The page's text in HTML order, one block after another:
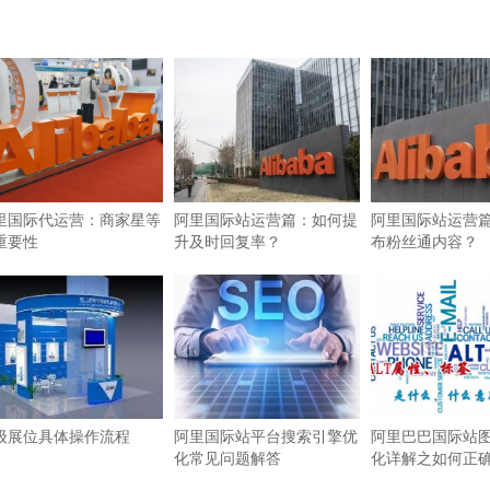
国际代运营：商家星等
要性
阿里国际站运营篇：如何提
升及时回复率？
阿里国际站运营
布粉丝通内容？
展位具体操作流程
阿里国际站平台搜索引擎优
化常见问题解答
阿里巴巴国际站
化详解之如何正